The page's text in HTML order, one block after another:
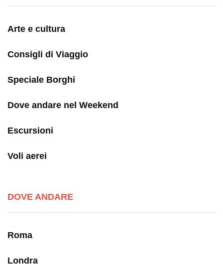
Arte e cultura
Consigli di Viaggio
Speciale Borghi
Dove andare nel Weekend
Escursioni
Voli aerei
DOVE ANDARE
Roma
Londra